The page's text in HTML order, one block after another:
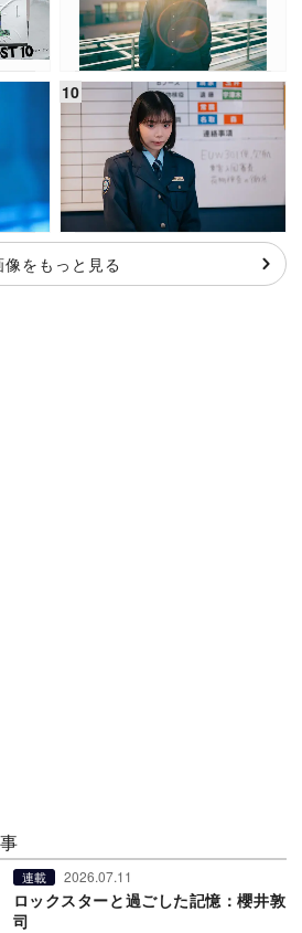
像をもっと見る
連載 2026.07.11
ロックスターと過ごした記憶：櫻井敦
司